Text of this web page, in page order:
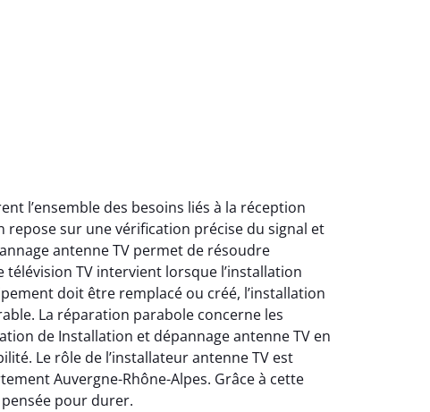
l’ensemble des besoins liés à la réception
repose sur une vérification précise du signal et
antenne TV permet de résoudre
télévision TV intervient lorsque l’installation
doit être remplacé ou créé, l’installation
La réparation parabole concerne les
de Installation et dépannage antenne TV en
Le rôle de l’installateur antenne TV est
Auvergne-Rhône-Alpes. Grâce à cette
pour durer.